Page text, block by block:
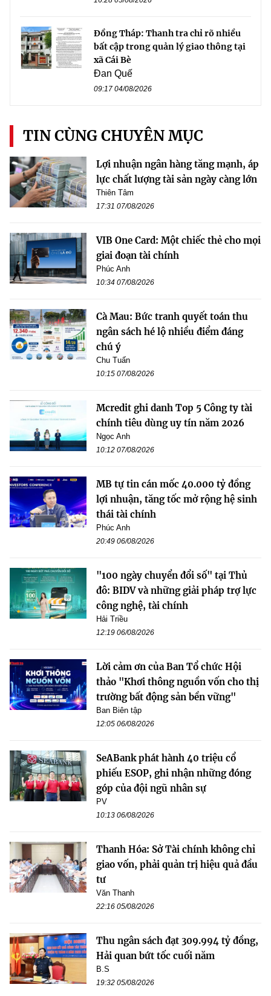
Đồng Tháp: Thanh tra chỉ rõ nhiều
bất cập trong quản lý giao thông tại
xã Cái Bè
Đan Quế
09:17 04/08/2026
TIN CÙNG CHUYÊN MỤC
Lợi nhuận ngân hàng tăng mạnh, áp
lực chất lượng tài sản ngày càng lớn
Thiên Tâm
17:31 07/08/2026
VIB One Card: Một chiếc thẻ cho mọi
giai đoạn tài chính
Phúc Anh
10:34 07/08/2026
Cà Mau: Bức tranh quyết toán thu
ngân sách hé lộ nhiều điểm đáng
chú ý
Chu Tuấn
10:15 07/08/2026
Mcredit ghi danh Top 5 Công ty tài
chính tiêu dùng uy tín năm 2026
Ngọc Anh
10:12 07/08/2026
MB tự tin cán mốc 40.000 tỷ đồng
lợi nhuận, tăng tốc mở rộng hệ sinh
thái tài chính
Phúc Anh
20:49 06/08/2026
"100 ngày chuyển đổi số" tại Thủ
đô: BIDV và những giải pháp trợ lực
công nghệ, tài chính
Hải Triều
12:19 06/08/2026
Lời cảm ơn của Ban Tổ chức Hội
thảo "Khơi thông nguồn vốn cho thị
trường bất động sản bền vững"
Ban Biên tập
12:05 06/08/2026
SeABank phát hành 40 triệu cổ
phiếu ESOP, ghi nhận những đóng
góp của đội ngũ nhân sự
PV
10:13 06/08/2026
Thanh Hóa: Sở Tài chính không chỉ
giao vốn, phải quản trị hiệu quả đầu
tư
Văn Thanh
22:16 05/08/2026
Thu ngân sách đạt 309.994 tỷ đồng,
Hải quan bứt tốc cuối năm
B.S
19:32 05/08/2026